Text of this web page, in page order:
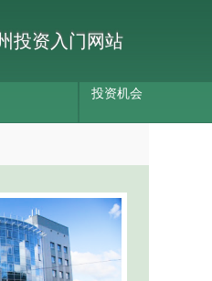
投资入门网站
投资机会